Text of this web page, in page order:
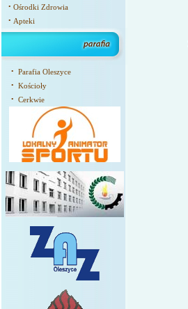
• Ośrodki Zdrowia
• Apteki
• Parafia Oleszyce
• Kościoły
• Cerkwie